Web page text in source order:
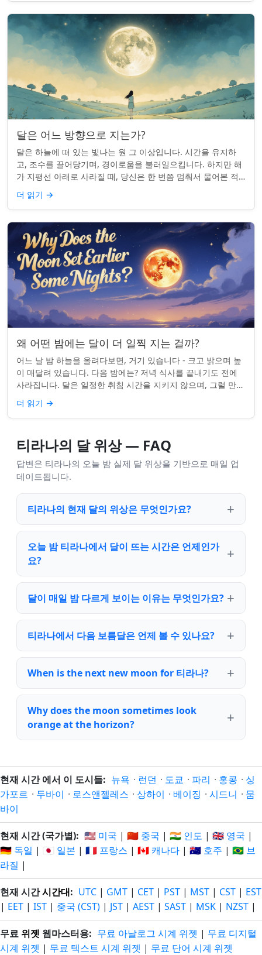
달은 어느 방향으로 지는가?
달은 하늘에 떠 있는 빛나는 원 그 이상입니다. 시간을 유지하
고, 조수를 끌어당기며, 경이로움을 불러일으킵니다. 하지만 해
가 지평선 아래로 사라질 때, 당신은 한 번쯤 멈춰서 물어본 적
이 있나요: 그곳은 어디일까? ...
더 읽기 →
왜 어떤 밤에는 달이 더 일찍 지는 걸까?
어느 날 밤 하늘을 올려다보면, 거기 있습니다 - 크고 밝으며 높
이 매달려 있습니다. 다음 밤에는? 저녁 식사를 끝내기도 전에
사라집니다. 달은 일정한 취침 시간을 지키지 않으며, 그럴 만한
좋은 이유가 있습니다. ...
더 읽기 →
티라나의 달 위상 — FAQ
답변은 티라나의 오늘 밤 실제 달 위상을 기반으로 매일 업
데이트됩니다.
티라나의 현재 달의 위상은 무엇인가요?
오늘 밤 티라나에서 달이 뜨는 시간은 언제인가
요?
달이 매일 밤 다르게 보이는 이유는 무엇인가요?
티라나에서 다음 보름달은 언제 볼 수 있나요?
When is the next new moon for 티라나?
Why does the moon sometimes look
orange at the horizon?
현재 시간 에서 이 도시들: 뉴욕 · 런던 · 도쿄 · 파리 · 홍콩 · 싱
가포르 · 두바이 · 로스앤젤레스 · 상하이 · 베이징 · 시드니 · 뭄
바이
현재 시간 (국가별): 🇺🇸 미국 | 🇨🇳 중국 | 🇮🇳 인도 | 🇬🇧 영국 |
🇩🇪 독일 | 🇯🇵 일본 | 🇫🇷 프랑스 | 🇨🇦 캐나다 | 🇦🇺 호주 | 🇧🇷 브
라질 |
현재 시간시간대: UTC | GMT | CET | PST | MST | CST | EST
| EET | IST | 중국 (CST) | JST | AEST | SAST | MSK | NZST |
무료 위젯 웹마스터용: 무료 아날로그 시계 위젯 | 무료 디지털
시계 위젯 | 무료 텍스트 시계 위젯 | 무료 단어 시계 위젯